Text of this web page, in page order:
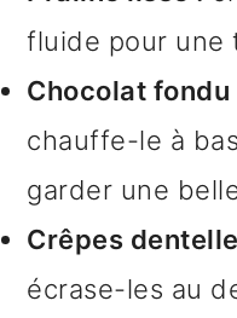
fluide pour une
Chocolat
chauffe-le à
garder une
Crêpes
écrase-les au